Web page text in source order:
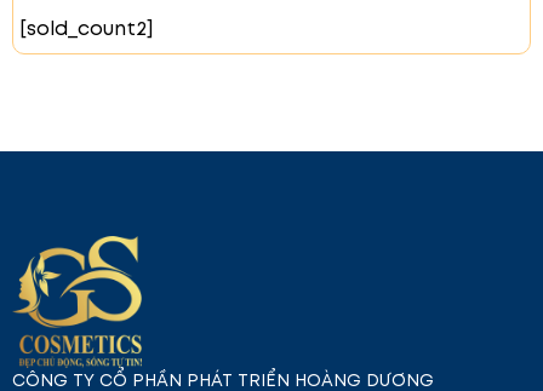
Những Lưu Ý Khi Sử Dụng
tra thành phần để tránh dị ứng.
Chứng Nhận An Toàn
Mặt nạ Celderma Honey Pepta Ampoule Essence
là sản phẩm mỹ phẩm chức năng đã được kiểm định.
Sản phẩm được đánh giá và đảm bảo an toàn cho
người sử dụng.
Hướng Dẫn Sử Dụng
[sold_count2]
CÔNG TY CỔ PHẦN PHÁT TRIỂN HOÀNG DƯƠNG